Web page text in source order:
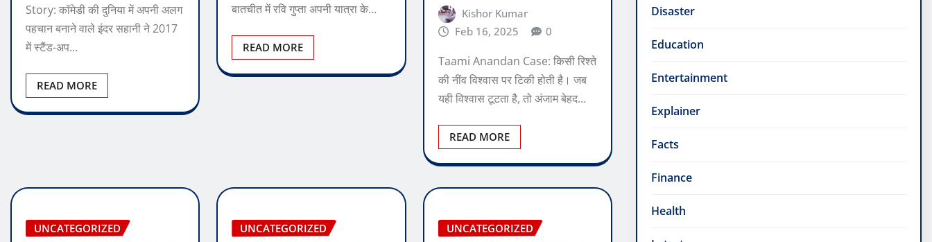
Story: कॉमेडी की दुनिया में अपनी अलग
पहचान बनाने वाले इंदर सहानी ने 2017
में स्टैंड-अप…
READ MORE
बातचीत में रवि गुप्ता अपनी यात्रा के…
READ MORE
Kishor Kumar
Feb 16, 2025
0
Taami Anandan Case: किसी रिश्ते
की नींव विश्वास पर टिकी होती है। जब
यही विश्वास टूटता है, तो अंजाम बेहद…
READ MORE
UNCATEGORIZED UNCATEGORIZED UNCATEGORIZED
Disaster
Education
Entertainment
Explainer
Facts
Finance
Health